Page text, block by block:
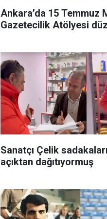
Ankara’da 15 Temmuz
Gazetecilik Atölyesi
Sanatçı Çelik
açıktan dağıtıyormuş